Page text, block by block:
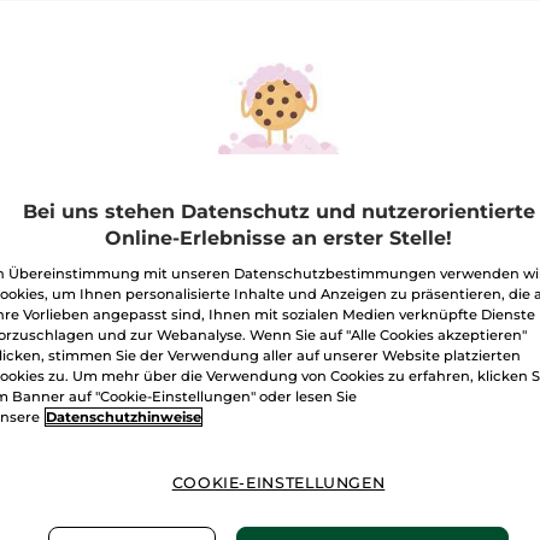
und Nacht Riche
Intensivpflege
75 ml
(1829)
/ 1l
BESTSELLER
Tag und Nacht Anti
Âge Global
Intensivpflege
Tiegel 75 ml
(906)
932,00€ / 1l
69,90€
WARENKORB
Tag
Pro
Tiegel 75
665,34€ / 1l
Bei uns stehen Datenschutz und nutzerorientierte
Online-Erlebnisse an erster Stelle!
Übereinstimmung mit unseren Datenschutzbestimmungen verwenden
um Ihnen personalisierte Inhalte und Anzeigen zu präsentieren, die
Vorlieben angepasst sind, Ihnen mit sozialen Medien verknüpfte Dienste
und zur Webanalyse. Wenn Sie auf "Alle Cookies akzeptieren"
stimmen Sie der Verwendung aller auf unserer Website platzierten
zu. Um mehr über die Verwendung von Cookies zu erfahren, klicken
Banner auf "Cookie-Einstellungen" oder lesen Sie
Datenschutzhinweise
COOKIE-EINSTELLUNGEN